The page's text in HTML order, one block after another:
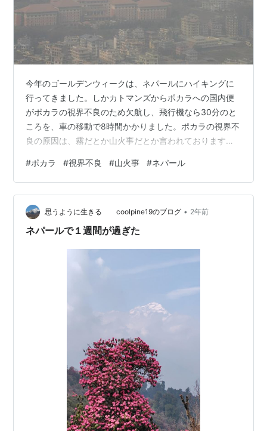
今年のゴールデンウィークは、ネパールにハイキングに
行ってきました。しかカトマンズからポカラへの国内便
がポカラの視界不良のため欠航し、飛行機なら30分のと
ころを、車の移動で8時間かかりました。ポカラの視界不
良の原因は、霧だとか山火事だとか言われております
視界不良による欠航が多い ネパール国内便は有視界飛
行？ カトマンズからポカラまでの地獄の陸路 ポカラの視
界不良の原因は霧ではない 原因は山火事の煙 なぜ山火事
が起きているのか ネパール国内便は視界不良による欠航
が多い ネパールの国内線は、視界不良による遅延や欠航
#ポカラ #視界不良 #山火事 #ネパール
思うように生きる coolpine19のブログ • 2年前
ネパールで１週間が過ぎた